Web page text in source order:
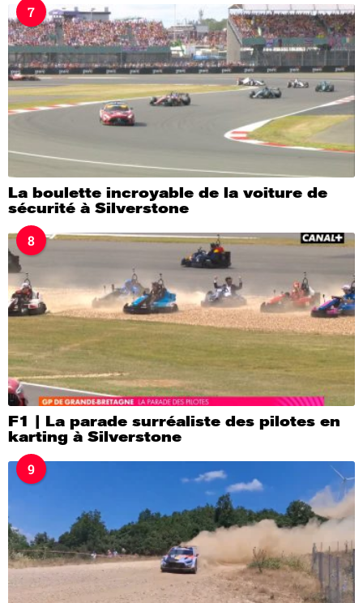
7
La boulette incroyable de la voiture de
sécurité à Silverstone
8
F1 | La parade surréaliste des pilotes en
karting à Silverstone
9